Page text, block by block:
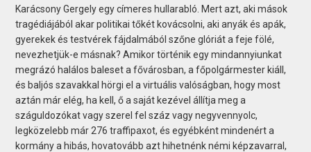
Karácsony Gergely egy címeres hullarabló. Mert azt, aki mások
tragédiájából akar politikai tőkét kovácsolni, aki anyák és apák,
gyerekek és testvérek fájdalmából szőne glóriát a feje fölé,
nevezhetjük-e másnak? Amikor történik egy mindannyiunkat
megrázó halálos baleset a fővárosban, a főpolgármester kiáll,
és baljós szavakkal hörgi el a virtuális valóságban, hogy most
aztán már elég, ha kell, ő a saját kezével állítja meg a
száguldozókat vagy szerel fel száz vagy negyvennyolc,
legközelebb már 276 traffi­paxot, és egyébként mindenért a
kormány a hibás, hovatovább azt hihetnénk némi képzavarral,